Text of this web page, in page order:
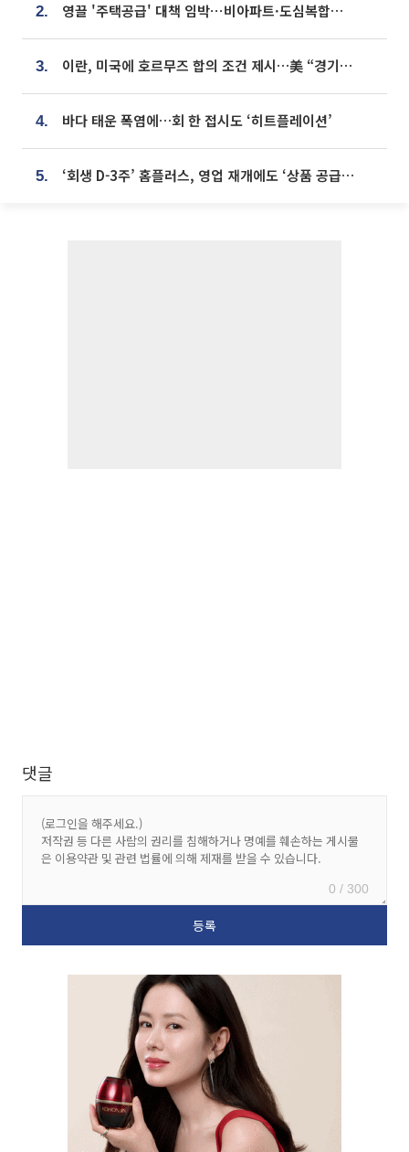
2. 영끌 '주택공급' 대책 임박⋯비아파트·도심복합까지 총동원
3. 이란, 미국에 호르무즈 합의 조건 제시…美 “경기 아직 안 끝나” [종합]
4. 바다 태운 폭염에…회 한 접시도 ‘히트플레이션’
5. ‘회생 D-3주’ 홈플러스, 영업 재개에도 ‘상품 공급망’ 복구가 생존 관건
댓글
0 / 300